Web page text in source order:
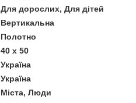
Для дорослих, Для дітей
Вертикальна
Полотно
40 х 50
Україна
Україна
Міста, Люди